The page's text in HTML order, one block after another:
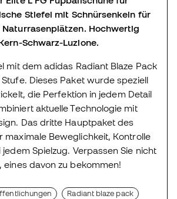
Stiefel mit Schnürsenkeln für
Naturrasenplätzen. Hochwertig
Schwarz-Luzione.
mit dem adidas Radiant Blaze Pack
Dieses Paket wurde speziell
die Perfektion in jedem Detail
aktuelle Technologie mit
Das dritte Hauptpaket des
Beweglichkeit, Kontrolle
jedem Spielzug. Verpassen Sie nicht
eines davon zu bekommen!
Radiant blaze pack